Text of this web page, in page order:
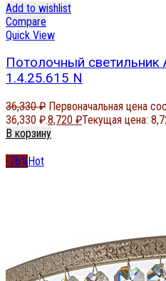
Add to wishlist
Compare
Quick View
Потолочный светильник
1.4.25.615 N
36,330₽ Первоначальная цена
36,330 ₽.8,720 ₽Текущая цена:
В корзину
-76%Hot